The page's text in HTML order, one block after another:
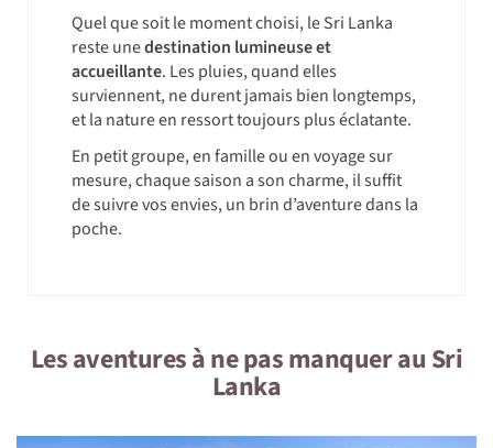
Quel que soit le moment choisi, le Sri Lanka
reste unedestination lumineuse et
accueillante. Les pluies, quand elles
surviennent, ne durent jamais bien longtemps,
et la nature en ressort toujours plus éclatante.
En petit groupe, en famille ou en voyage sur
mesure, chaque saison a son charme, il suffit
de suivre vos envies, un brin d’aventure dans la
poche.
Les aventures à ne pas manquer au Sri
Lanka